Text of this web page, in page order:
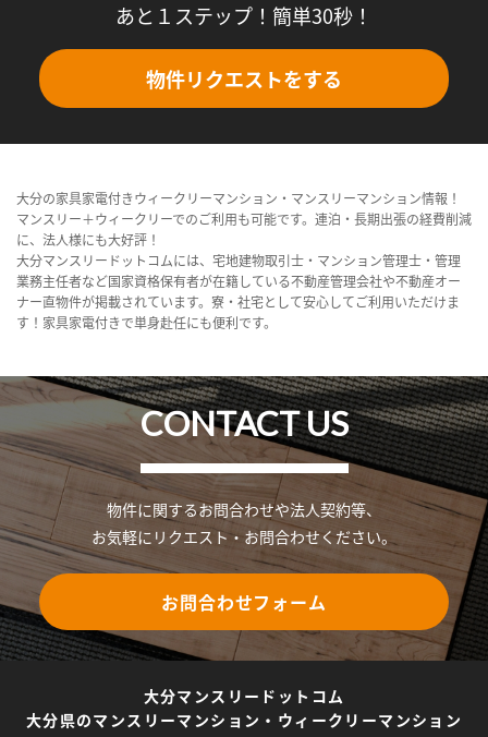
あと１ステップ！簡単30秒！
物件リクエストをする
大分の家具家電付きウィークリーマンション・マンスリーマンション情報！
マンスリー＋ウィークリーでのご利用も可能です。連泊・長期出張の経費削減
に、法人様にも大好評！
大分マンスリードットコムには、宅地建物取引士・マンション管理士・管理
業務主任者など国家資格保有者が在籍している不動産管理会社や不動産オー
ナー直物件が掲載されています。寮・社宅として安心してご利用いただけま
す！家具家電付きで単身赴任にも便利です。
CONTACT US
物件に関するお問合わせや法人契約等、
お気軽にリクエスト・お問合わせください。
お問合わせフォーム
大分マンスリードットコム
大分県のマンスリーマンション・ウィークリーマンション